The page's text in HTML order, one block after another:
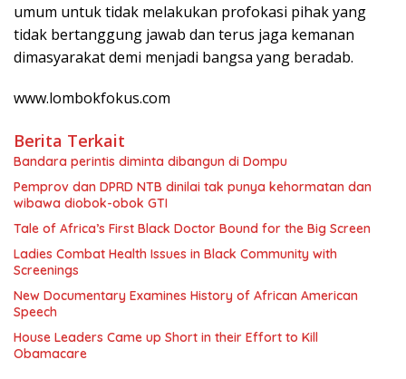
umum untuk tidak melakukan profokasi pihak yang
tidak bertanggung jawab dan terus jaga kemanan
dimasyarakat demi menjadi bangsa yang beradab.
www.lombokfokus.com
Berita Terkait
Bandara perintis diminta dibangun di Dompu
Pemprov dan DPRD NTB dinilai tak punya kehormatan dan
wibawa diobok-obok GTI
Tale of Africa’s First Black Doctor Bound for the Big Screen
Ladies Combat Health Issues in Black Community with
Screenings
New Documentary Examines History of African American
Speech
House Leaders Came up Short in their Effort to Kill
Obamacare